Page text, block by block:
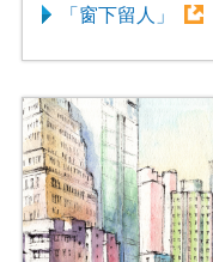
「窗下留人」